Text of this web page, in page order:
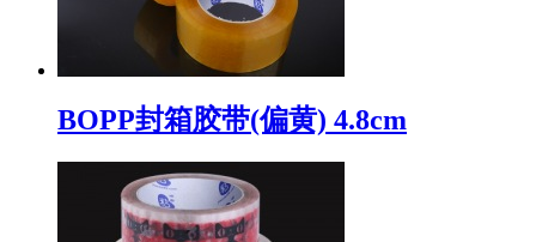
BOPP封箱胶带(偏黄) 4.8cm